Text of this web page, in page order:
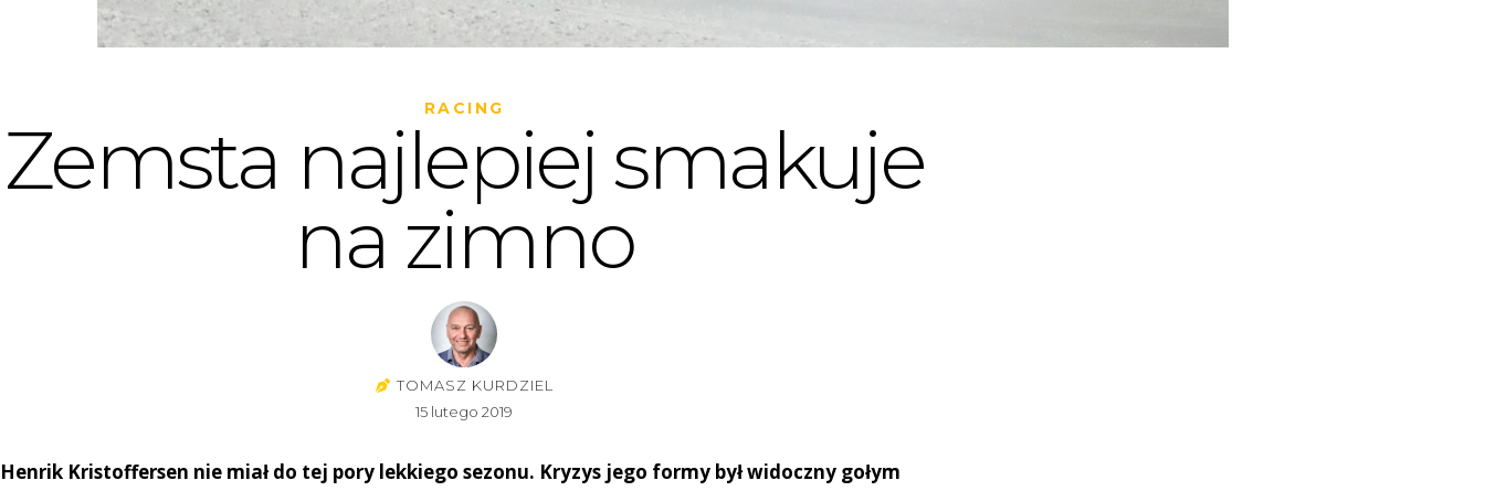
RACING
Zemsta najlepiej smakuje
na zimno
TOMASZ KURDZIEL
15 lutego 2019
Henrik Kristoffersen nie miał do tej pory lekkiego sezonu. Kryzys jego formy był widoczny gołym